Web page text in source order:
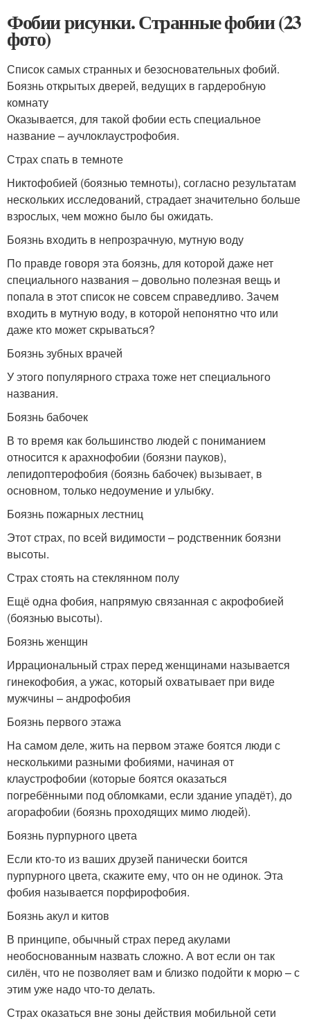
Фобии рисунки. Странные фобии (23
фото)
Список самых странных и безосновательных фобий.
Боязнь открытых дверей, ведущих в гардеробную
комнату
Оказывается, для такой фобии есть специальное
название – аучлоклаустрофобия.
Страх спать в темноте
Никтофобией (боязнью темноты), согласно результатам
нескольких исследований, страдает значительно больше
взрослых, чем можно было бы ожидать.
Боязнь входить в непрозрачную, мутную воду
По правде говоря эта боязнь, для которой даже нет
специального названия – довольно полезная вещь и
попала в этот список не совсем справедливо. Зачем
входить в мутную воду, в которой непонятно что или
даже кто может скрываться?
Боязнь зубных врачей
У этого популярного страха тоже нет специального
названия.
Боязнь бабочек
В то время как большинство людей с пониманием
относится к арахнофобии (боязни пауков),
лепидоптерофобия (боязнь бабочек) вызывает, в
основном, только недоумение и улыбку.
Боязнь пожарных лестниц
Этот страх, по всей видимости – родственник боязни
высоты.
Страх стоять на стеклянном полу
Ещё одна фобия, напрямую связанная с акрофобией
(боязнью высоты).
Боязнь женщин
Иррациональный страх перед женщинами называется
гинекофобия, а ужас, который охватывает при виде
мужчины – андрофобия
Боязнь первого этажа
На самом деле, жить на первом этаже боятся люди с
несколькими разными фобиями, начиная от
клаустрофобии (которые боятся оказаться
погребёнными под обломками, если здание упадёт), до
агорафобии (боязнь проходящих мимо людей).
Боязнь пурпурного цвета
Если кто-то из ваших друзей панически боится
пурпурного цвета, скажите ему, что он не одинок. Эта
фобия называется порфирофобия.
Боязнь акул и китов
В принципе, обычный страх перед акулами
необоснованным назвать сложно. А вот если он так
силён, что не позволяет вам и близко подойти к морю – с
этим уже надо что-то делать.
Страх оказаться вне зоны действия мобильной сети